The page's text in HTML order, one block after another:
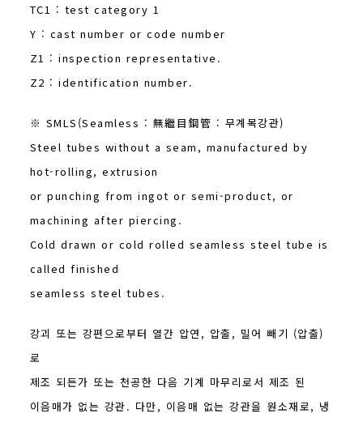
TC1 : test category 1
Y : cast number or code number
Z1 : inspection representative.
Z2 : identification number.
※ SMLS(Seamless : 無繼目鋼管 : 무계목강관)
Steel tubes without a seam, manufactured by
hot-rolling, extrusion
or punching from ingot or semi-product, or
machining after piercing.
Cold drawn or cold rolled seamless steel tube is
called finished
seamless steel tubes.
강괴 또는 강편으로부터 열간 압연, 압출, 밀어 빼기 (압출)
로
제조 되든가 또는 천공한 다음 기계 마무리로서 제조 된
이음매가 없는 강관. 다만, 이음매 없는 강관을 원소재로, 냉